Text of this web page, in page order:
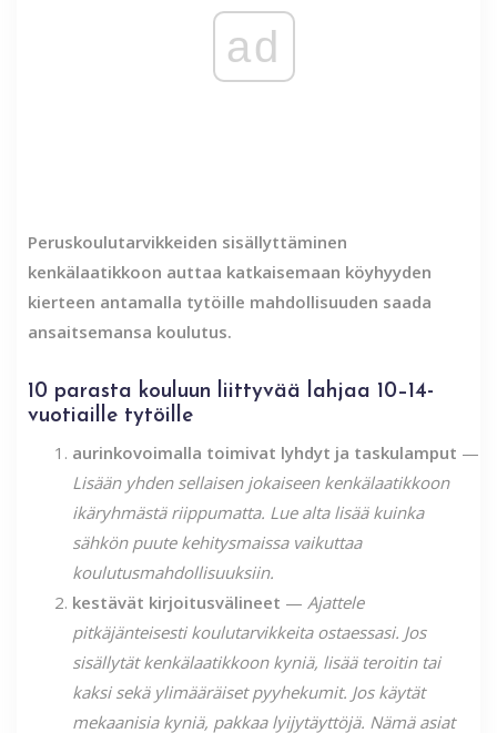
ad
Peruskoulutarvikkeiden sisällyttäminen
kenkälaatikkoon auttaa katkaisemaan köyhyyden
kierteen antamalla tytöille mahdollisuuden saada
ansaitsemansa koulutus.
10 parasta kouluun liittyvää lahjaa 10–14-
vuotiaille tytöille
aurinkovoimalla toimivat lyhdyt ja taskulamput —
Lisään yhden sellaisen jokaiseen kenkälaatikkoon
ikäryhmästä riippumatta. Lue alta lisää kuinka
sähkön puute kehitysmaissa vaikuttaa
koulutusmahdollisuuksiin.
kestävät kirjoitusvälineet — Ajattele
pitkäjänteisesti koulutarvikkeita ostaessasi. Jos
sisällytät kenkälaatikkoon kyniä, lisää teroitin tai
kaksi sekä ylimääräiset pyyhekumit. Jos käytät
mekaanisia kyniä, pakkaa lyijytäyttöjä. Nämä asiat